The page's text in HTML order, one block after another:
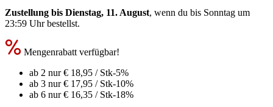
Zustellung bis Dienstag, 11. August, wenn du bis Sonntag um
23:59 Uhrbestellst.
Mengenrabatt verfügbar!
ab 2 nur€ 18,95 / Stk-5%
ab 3 nur€ 17,95 / Stk-10%
ab 6 nur€ 16,35 / Stk-18%